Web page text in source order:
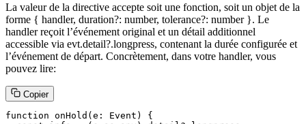
La valeur de la directive accepte soit une fonction, soit un objet de la
forme { handler, duration?: number, tolerance?: number }. Le
handler reçoit l’événement original et un détail additionnel
accessible via evt.detail?.longpress, contenant la durée configurée et
l’événement de départ. Concrètement, dans votre handler, vous
pouvez lire:
Copier
function onHold(e: Event) {